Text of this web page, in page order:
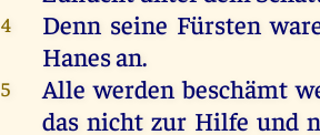
4 Denn seine Fürsten
Hanesan.
5 Alle werden beschämt
das nicht zur Hilfe und